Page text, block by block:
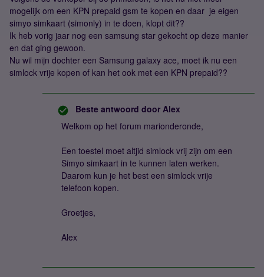
mogelijk om een KPN prepaid gsm te kopen en daar je eigen
simyo simkaart (simonly) in te doen, klopt dit??
Ik heb vorig jaar nog een samsung star gekocht op deze manier
en dat ging gewoon.
Nu wil mijn dochter een Samsung galaxy ace, moet ik nu een
simlock vrije kopen of kan het ook met een KPN prepaid??
Beste antwoord door Alex
Welkom op het forum marionderonde,
Een toestel moet altjid simlock vrij zijn om een
Simyo simkaart in te kunnen laten werken.
Daarom kun je het best een simlock vrije
telefoon kopen.
Groetjes,
Alex